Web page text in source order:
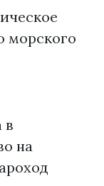
морского
в
на